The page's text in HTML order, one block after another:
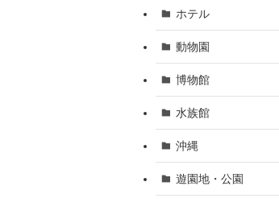
ホテル
動物園
博物館
水族館
沖縄
遊園地・公園